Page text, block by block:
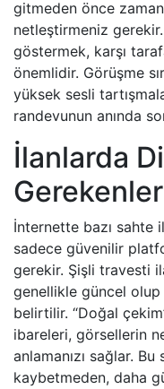
gitmeden önce
netleştirmeniz
göstermek, karşı
önemlidir. Görüşme
yüksek sesli
randevunun anında
İlanlarda
Gerekenler
İnternette bazı sahte
sadece güvenilir
gerekir. Şişli travesti
genellikle güncel olup
belirtilir. “Doğal
ibareleri, görsellerin
anlamanızı sağlar.
kaybetmeden, daha